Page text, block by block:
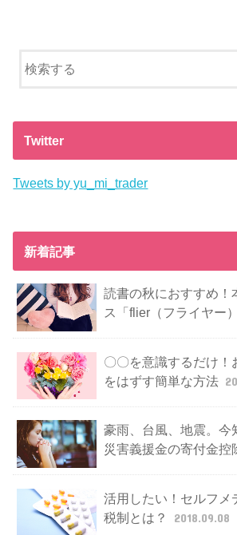
Twitter
Tweets by yu_mi_trader
新着記事
読書の秋におすすめ！
ス「flier（フライヤー
〇〇を意識するだけ！
をはずす簡単な方法
豪雨、台風、地震。今
災害義援金の寄付金控
活用したい！セルフメ
税制とは？
2018.09.08